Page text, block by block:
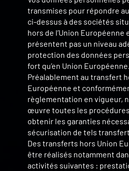
transmises pour répondre
ci-dessus à des sociétés
hors de l’Union Européenne
présentent pas un niveau
protection des données
fort qu’en Union Européenne.
Préalablement au transfert
Européenne et
règlementation en vigueur,
œuvre toutes les
obtenir les garanties
sécurisation de tels
Des transferts hors Union
être réalisés notamment
activités suivantes :